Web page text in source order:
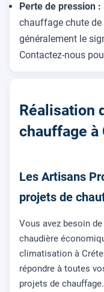
Perte de pression :
chauffage chute de
généralement le
Contactez-nous
Réalisation
chauffage à
Les Artisans
projets de
Vous avez besoin
chaudière
climatisation à
répondre à toutes
projets de